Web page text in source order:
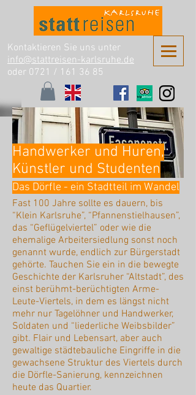
Kontaktieren Sie uns unter
info@stattreisen-karlsruhe.de
oder 0721 / 161 36 85
Handwerker und Huren,
Künstler und Studenten
Das Dörfle - ein Stadtteil im Wandel
Fast 100 Jahre sollte es dauern, bis
“Klein Karlsruhe”, “Pfannenstielhausen”,
das “Geflügelviertel” oder wie die
ehemalige Arbeitersiedlung sonst noch
genannt wurde, endlich zur Bürgerstadt
gehörte. Tauchen Sie ein in die bewegte
Geschichte der Karlsruher “Altstadt”, des
einst berühmt-berüchtigten Arme-
Leute-Viertels, in dem es längst nicht
mehr nur Tagelöhner und Handwerker,
Soldaten und “liederliche Weibsbilder”
gibt. Flair und Lebensart, aber auch
gewaltige städtebauliche Eingriffe in die
gewachsene Struktur des Viertels durch
die Dörfle-Sanierung, kennzeichnen
heute das Quartier.